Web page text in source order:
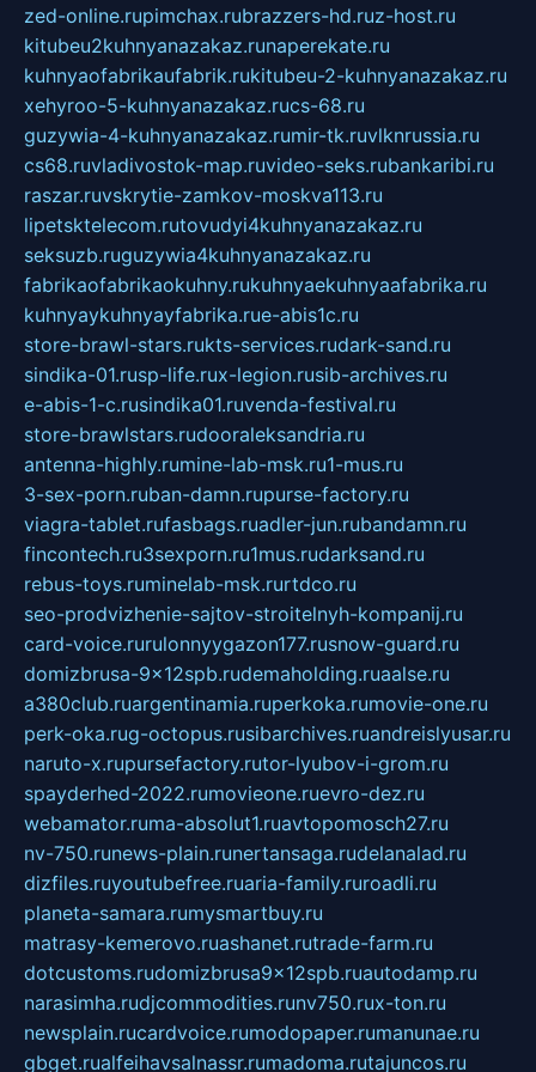
zed-online.rupimchax.rubrazzers-hd.ruz-host.ru
kitubeu2kuhnyanazakaz.runaperekate.ru
kuhnyaofabrikaufabrik.rukitubeu-2-kuhnyanazakaz.ru
xehyroo-5-kuhnyanazakaz.rucs-68.ru
guzywia-4-kuhnyanazakaz.rumir-tk.ruvlknrussia.ru
cs68.ruvladivostok-map.ruvideo-seks.rubankaribi.ru
raszar.ruvskrytie-zamkov-moskva113.ru
lipetsktelecom.rutovudyi4kuhnyanazakaz.ru
seksuzb.ruguzywia4kuhnyanazakaz.ru
fabrikaofabrikaokuhny.rukuhnyaekuhnyaafabrika.ru
kuhnyaykuhnyayfabrika.rue-abis1c.ru
store-brawl-stars.rukts-services.rudark-sand.ru
sindika-01.rusp-life.rux-legion.rusib-archives.ru
e-abis-1-c.rusindika01.ruvenda-festival.ru
store-brawlstars.rudooraleksandria.ru
antenna-highly.rumine-lab-msk.ru1-mus.ru
3-sex-porn.ruban-damn.rupurse-factory.ru
viagra-tablet.rufasbags.ruadler-jun.rubandamn.ru
fincontech.ru3sexporn.ru1mus.rudarksand.ru
rebus-toys.ruminelab-msk.rurtdco.ru
seo-prodvizhenie-sajtov-stroitelnyh-kompanij.ru
card-voice.rurulonnyygazon177.rusnow-guard.ru
domizbrusa-9x12spb.rudemaholding.ruaalse.ru
a380club.ruargentinamia.ruperkoka.rumovie-one.ru
perk-oka.rug-octopus.rusibarchives.ruandreislyusar.ru
naruto-x.rupursefactory.rutor-lyubov-i-grom.ru
spayderhed-2022.rumovieone.ruevro-dez.ru
webamator.ruma-absolut1.ruavtopomosch27.ru
nv-750.runews-plain.runertansaga.rudelanalad.ru
dizfiles.ruyoutubefree.ruaria-family.ruroadli.ru
planeta-samara.rumysmartbuy.ru
matrasy-kemerovo.ruashanet.rutrade-farm.ru
dotcustoms.rudomizbrusa9x12spb.ruautodamp.ru
narasimha.rudjcommodities.runv750.rux-ton.ru
newsplain.rucardvoice.rumodopaper.rumanunae.ru
gbget.rualfeihavsalnassr.rumadoma.rutajuncos.ru